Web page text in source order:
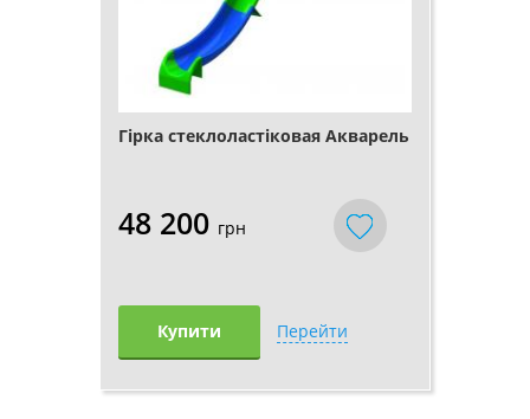
Гірка стеклоластіковая Акварель
48 200 грн
Купити Перейти